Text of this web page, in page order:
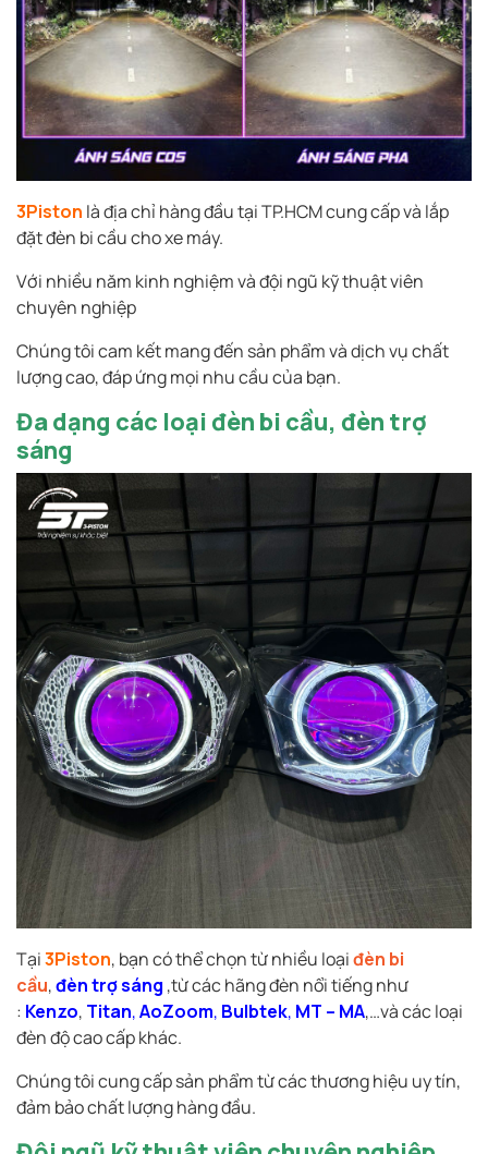
3Piston là địa chỉ hàng đầu tại TP.HCM cung cấp và lắp
đặt đèn bi cầu cho xe máy.
Với nhiều năm kinh nghiệm và đội ngũ kỹ thuật viên
chuyên nghiệp
Chúng tôi cam kết mang đến sản phẩm và dịch vụ chất
lượng cao, đáp ứng mọi nhu cầu của bạn.
Đa dạng các loại đèn bi cầu, đèn trợ
sáng
Tại3Piston, bạn có thể chọn từ nhiều loạiđèn bi
cầu,đèn trợ sáng ,từ các hãng đèn nổi tiếng như
: Kenzo, Titan,AoZoom, Bulbtek, MT – MA,…và các loại
đèn độ cao cấp khác.
Chúng tôi cung cấp sản phẩm từ các thương hiệu uy tín,
đảm bảo chất lượng hàng đầu.